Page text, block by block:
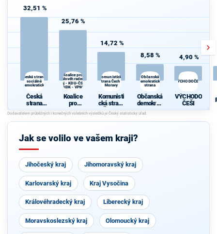
32,51 %
Česká strana
sociálně
demokratická
Česká
strana
sociálně
demokrati
cká
25,76 %
Koalice pro
Královéhradecký
kraj - KDU-ČSL -
HDK - VPM
Koalice
pro
Královéhra
decký kraj
- KDU-
- VPM
14,72 %
Komunistická
strana Čech a
Moravy
Komunisti
cká strana
Čech a
Moravy
8,58 %
Občanská
demokratická
strana
Občanská
demokrati
cká strana
4,90 %
VÝCHODOČEŠI
VÝCHODO
ČEŠI
Jak se volilo ve vašem kraji?
Jihočeský kraj Jihomoravský kraj
Karlovarský kraj Kraj Vysočina
Královéhradecký kraj Liberecký kraj
Moravskoslezský kraj Olomoucký kraj